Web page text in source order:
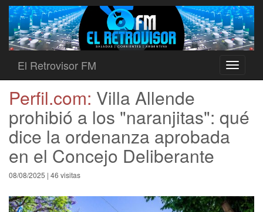
Toggle
El Retrovisor FM
Perfil.com: Villa Allende
prohibió a los "naranjitas": qué
dice la ordenanza aprobada
en el Concejo Deliberante
08/08/2025 | 46 visitas